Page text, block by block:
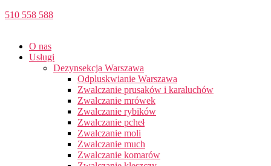
510 558 588
O nas
Usługi
Dezynsekcja Warszawa
Odpluskwianie Warszawa
Zwalczanie prusaków i karaluchów
Zwalczanie mrówek
Zwalczanie rybików
Zwalczanie pcheł
Zwalczanie moli
Zwalczanie much
Zwalczanie komarów